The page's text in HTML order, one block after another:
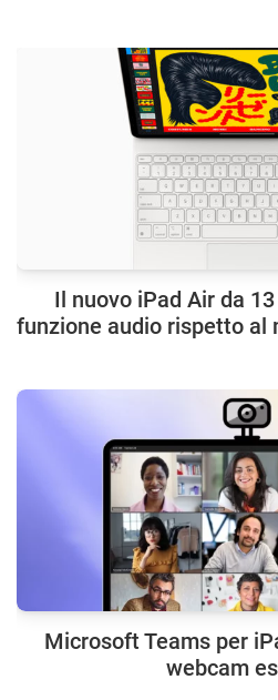
Il nuovo iPad Air da
funzione audio rispetto al
Microsoft Teams per
webcam